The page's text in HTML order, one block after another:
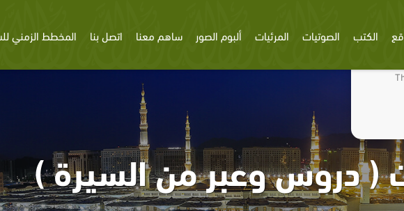
We
الكتب الصوتيات المرئيات ألبوم الصور ساهم معنا اتصل بنا المخطط الزمني
( دروس وعبر من السيرة )